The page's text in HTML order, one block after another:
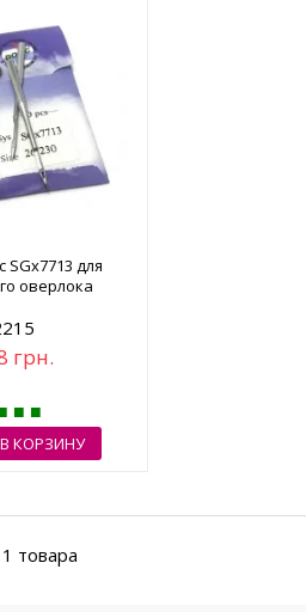
SGx7713 для
оверлока
грн.
В КОРЗИНУ
товара